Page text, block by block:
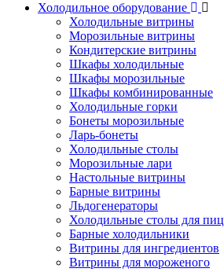
Холодильное оборудование
Холодильные витрины
Морозильные витрины
Кондитерские витрины
Шкафы холодильные
Шкафы морозильные
Шкафы комбинированные
Холодильные горки
Бонеты морозильные
Ларь-бонеты
Холодильные столы
Морозильные лари
Настольные витрины
Барные витрины
Льдогенераторы
Холодильные столы для
Барные холодильники
Витрины для ингредиентов
Витрины для мороженого